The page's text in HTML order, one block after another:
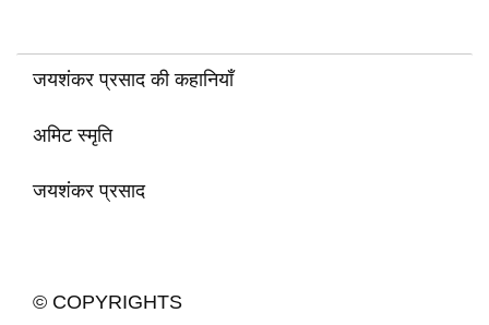
जयशंकर प्रसाद की कहानियाँ
अमिट स्मृति
जयशंकर प्रसाद
© COPYRIGHTS